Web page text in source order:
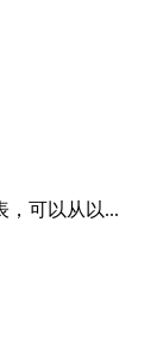
，可以从以...